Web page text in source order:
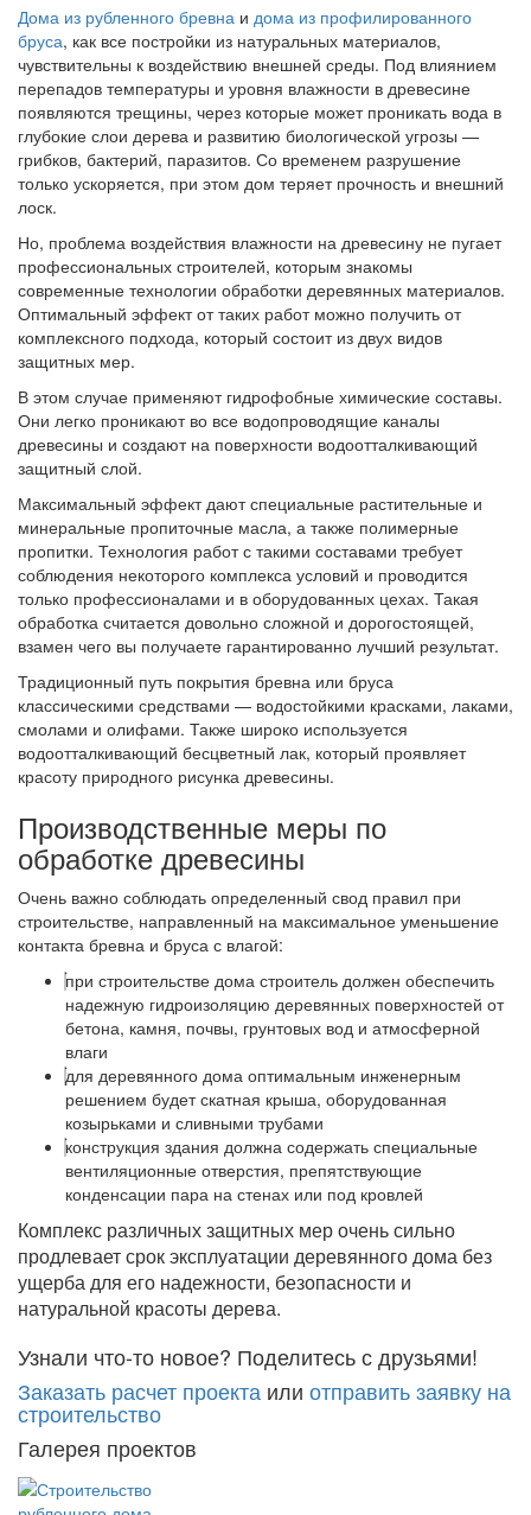
Дома из рубленного бревна и дома из профилированного
бруса, как все постройки из натуральных материалов,
чувствительны к воздействию внешней среды. Под влиянием
перепадов температуры и уровня влажности в древесине
появляются трещины, через которые может проникать вода в
глубокие слои дерева и развитию биологической угрозы —
грибков, бактерий, паразитов. Со временем разрушение
только ускоряется, при этом дом теряет прочность и внешний
лоск.
Но, проблема воздействия влажности на древесину не пугает
профессиональных строителей, которым знакомы
современные технологии обработки деревянных материалов.
Оптимальный эффект от таких работ можно получить от
комплексного подхода, который состоит из двух видов
защитных мер.
В этом случае применяют гидрофобные химические составы.
Они легко проникают во все водопроводящие каналы
древесины и создают на поверхности водоотталкивающий
защитный слой.
Максимальный эффект дают специальные растительные и
минеральные пропиточные масла, а также полимерные
пропитки. Технология работ с такими составами требует
соблюдения некоторого комплекса условий и проводится
только профессионалами и в оборудованных цехах. Такая
обработка считается довольно сложной и дорогостоящей,
взамен чего вы получаете гарантированно лучший результат.
Традиционный путь покрытия бревна или бруса
классическими средствами — водостойкими красками, лаками,
смолами и олифами. Также широко используется
водоотталкивающий бесцветный лак, который проявляет
красоту природного рисунка древесины.
Производственные меры по
обработке древесины
Очень важно соблюдать определенный свод правил при
строительстве, направленный на максимальное уменьшение
контакта бревна и бруса с влагой:
при строительстве дома строитель должен обеспечить
надежную гидроизоляцию деревянных поверхностей от
бетона, камня, почвы, грунтовых вод и атмосферной
влаги
для деревянного дома оптимальным инженерным
решением будет скатная крыша, оборудованная
козырьками и сливными трубами
конструкция здания должна содержать специальные
вентиляционные отверстия, препятствующие
конденсации пара на стенах или под кровлей
Комплекс различных защитных мер очень сильно
продлевает срок эксплуатации деревянного дома без
ущерба для его надежности, безопасности и
натуральной красоты дерева.
Узнали что-то новое? Поделитесь с друзьями!
Заказать расчет проекта или отправить заявку на
строительство
Галерея проектов